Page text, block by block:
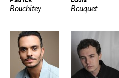
Bouchitey Bouquet